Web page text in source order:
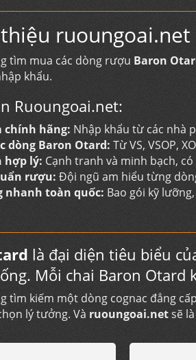
tìm mua các dòng rượu Baron
khẩu.
Ruoungoai.net:
chính hãng: Nhập khẩu từ các nhà
dòng Baron Otard: Từ VS, VSOP,
hợp lý: Cạnh tranh và minh bạch,
rượu: Đội ngũ am hiểu từng
nhanh toàn quốc: Bao gói kỹ
là đại diện tiêu biểu
Mỗi chai Baron Otard
tìm kiếm một dòng cognac đẳng
lý tưởng. Và ruoungoai.netsẽ